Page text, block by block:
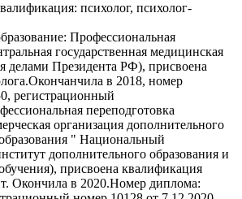
психолог, психолог-
Профессиональная
государственная медицинская
делами Президента РФ), присвоена
в 2018, номер
регистрационный
переподготовка
организация дополнительного
" Национальный
дополнительного образования и
присвоена квалификация
Окончила в 2020.Номер диплома: